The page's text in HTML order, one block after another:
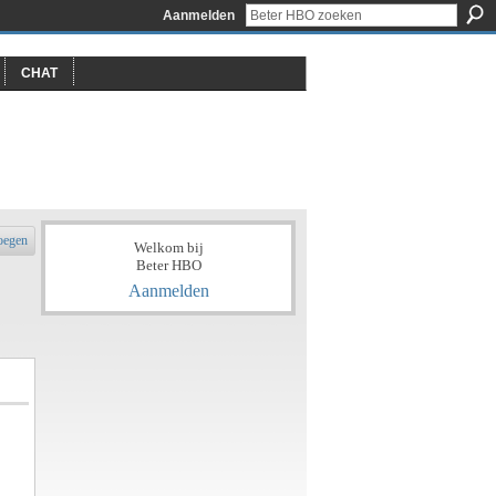
Aanmelden
CHAT
Welkom bij
Beter HBO
Aanmelden